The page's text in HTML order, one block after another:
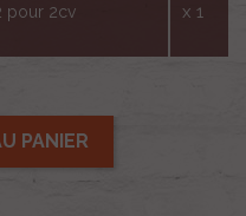
pour 2cv
x 1
PANIER